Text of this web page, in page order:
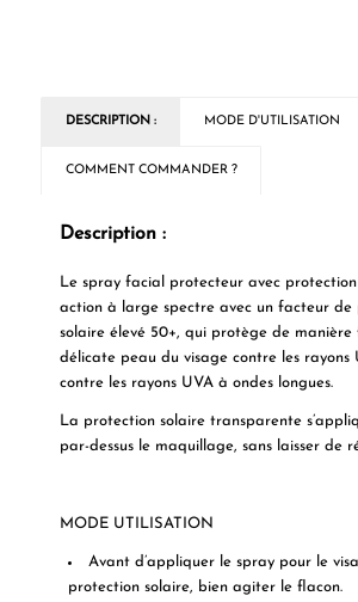
DESCRIPTION : MODE D'UTILISATION
COMMENT COMMANDER ?
Description :
Le spray facial protecteur avec
action à large spectre avec un facteur de
solaire élevé 50+, qui protège de manière
délicate peau du visage contre les rayons
contre les rayons UVA à ondes longues.
La protection solaire transparente
par-dessus le maquillage, sans laisser de
MODE UTILISATION
Avant d’appliquer le spray pour le
protection solaire, bien agiter le flacon.